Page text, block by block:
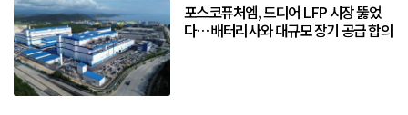
포스코퓨처엠, 드디어 LFP 시장 뚫었
다… 배터리사와 대규모 장기 공급 합의